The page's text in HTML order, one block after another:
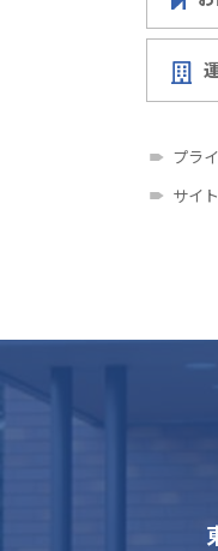
プラ
サイ